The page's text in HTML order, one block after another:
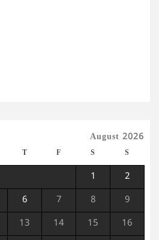
August 2026
T F S S
1 2
6 7 8 9
13 14 15 16